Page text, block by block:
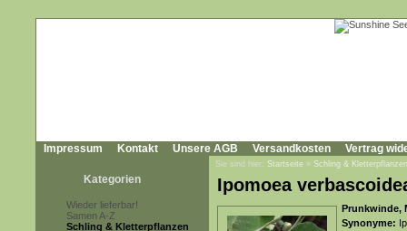
Impressum Kontakt Unsere AGB Versandkosten Vertrag
Kategorien
Wieder lieferbar!
Samen A-Z
Schling & Kletterpflanzen
Sie sind hier: Startseite » Schling & Kletterpflanzen
Ipomoea
Prunkwinde,
Synonyme: